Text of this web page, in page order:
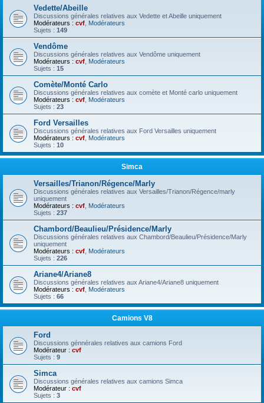
Vedette/Abeille
Discussions générales relatives aux Vedette et Abeille uniquement
Modérateurs : cvf Modérateurs
Sujets : 149
Vendôme
Discussions générales relatives aux Vendôme uniquement
Modérateurs : cvf Modérateurs
Sujets : 15
Comète/Monté Carlo
Discussions générales relatives aux comète et Monté carlo uniquement
Modérateurs : cvf Modérateurs
Sujets : 23
Ford Versailles
Discussions générales relatives aux Ford Versailles uniquement
Modérateurs : cvf Modérateurs
Sujets : 10
Simca
Versailles/Trianon/Régence/Marly
Discussions générales relatives aux Versailles/Trianon/Régence/marly
uniquement
Modérateurs : cvf Modérateurs
Sujets : 237
Chambord/Beaulieu/Présidence/Marly
Discussions générales relatives aux Chambord/Beaulieu/Présidence/Marly
uniquement
Modérateurs : cvf Modérateurs
Sujets : 226
Ariane4/Ariane8
Discussions générales relatives aux Ariane4/Ariane8 uniquement
Modérateurs : cvf Modérateurs
Sujets : 66
Camions V8
Ford
Discussions génnérales relatives aux camions Ford
Modérateur : cvf
Sujets : 9
Simca
Discussions générales relatives aux camions Simca
Modérateur : cvf
Sujets : 3